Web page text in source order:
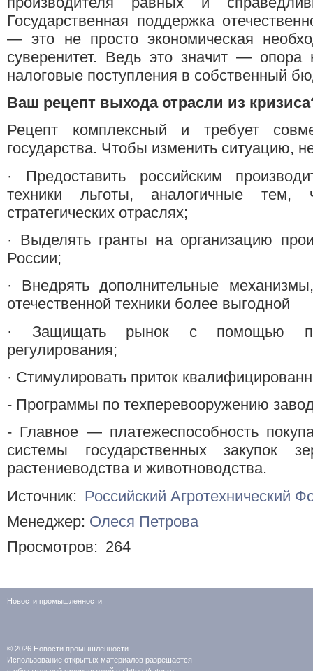
Государственная поддержка
— это не просто экономическая
суверенитет. Ведь это значит —
налоговые поступления в собственный
Ваш рецепт выхода отрасли из
Рецепт комплексный и требует
государства. Чтобы изменить ситуацию,
· Предоставить российским
техники льготы, аналогичные
стратегических отраслях;
· Выделять гранты на организацию
России;
· Внедрять дополнительные
отечественной техники более выгодной
· Защищать рынок с помощью
регулирования;
· Стимулировать приток
- Программы по техперевооружению
- Главное — платежеспособность
системы государственных закупок
растениеводства и животноводства.
Источник: Российский Агротехнический
Менеджер: Олеся Петрова
Просмотров: 264
Новости промышленности
© 2026 Новости промышленности
Использование открытых материалов разрешается